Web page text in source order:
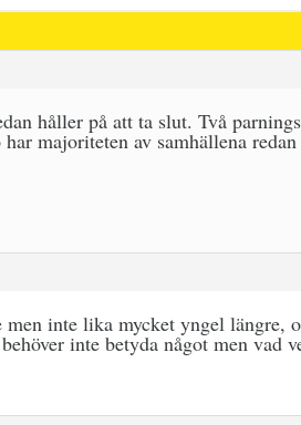
håller på att ta slut. Två
majoriteten av samhällena
inte lika mycket yngel längre,
inte betyda något men vad